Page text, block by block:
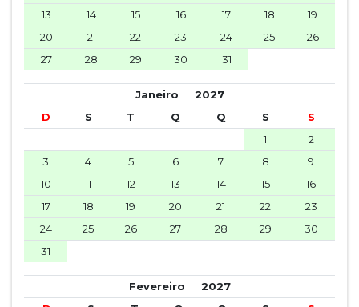
13
14 15 16 17 18
19
20
21 22 23 24 25
26
27
28 29 30 31
Janeiro 2027
D
S T Q Q S
S
1
2
3
4 5 6 7 8
9
10
11 12 13 14 15
16
17
18 19 20 21 22
23
24
25 26 27 28 29
30
31
Fevereiro 2027